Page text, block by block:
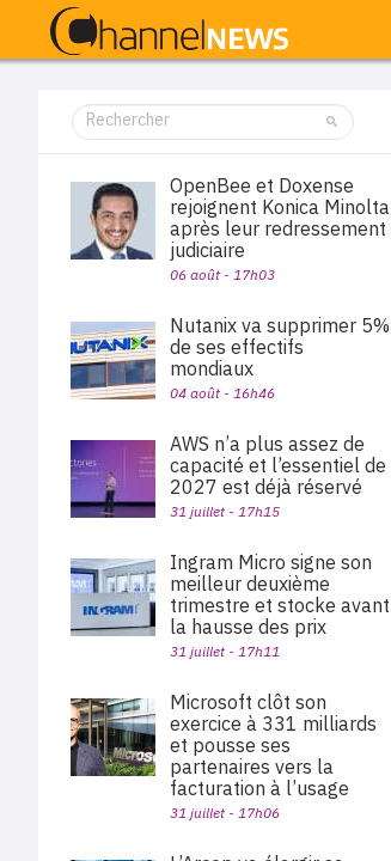
OpenBee et Doxense
rejoignent Konica Minolta
après leur redressement
judiciaire
06 août - 17h03
Nutanix va supprimer 5%
de ses effectifs
mondiaux
04 août - 16h46
AWS n’a plus assez de
capacité et l’essentiel de
2027 est déjà réservé
31 juillet - 17h15
Ingram Micro signe son
meilleur deuxième
trimestre et stocke avant
la hausse des prix
31 juillet - 17h11
Microsoft clôt son
exercice à 331 milliards
et pousse ses
partenaires vers la
facturation à l’usage
31 juillet - 17h06